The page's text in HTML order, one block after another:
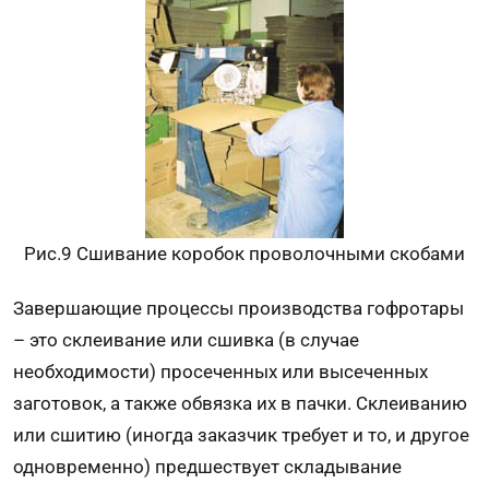
Рис.9 Сшивание коробок проволочными скобами
Завершающие процессы производства гофротары
– это склеивание или сшивка (в случае
необходимости) просеченных или высеченных
заготовок, а также обвязка их в пачки. Склеиванию
или сшитию (иногда заказчик требует и то, и другое
одновременно) предшествует складывание